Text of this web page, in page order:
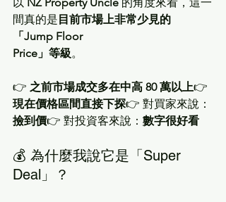
以 NZ Property Uncle 的角度來看，這一
間真的是 目前市場上非常少見的
「Jump Floor
Price」等級。
👉 之前市場成交多在中高 80 萬以上👉
現在價格區間直接下探👉 對買家來說：
撿到價👉 對投資客來說： 數字很好看
💰 為什麼我說它是「Super
Deal」？